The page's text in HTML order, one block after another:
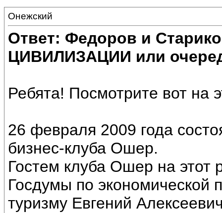
Онежский
Ответ: Федоров и
ЦИВИЛИЗАЦИИ или
Ребята! Посмотрите вот на
26 февраля 2009 года
бизнес-клуба Ошер.
Гостем клуба Ошер на этот
Госдумы по экономической
туризму Евгений